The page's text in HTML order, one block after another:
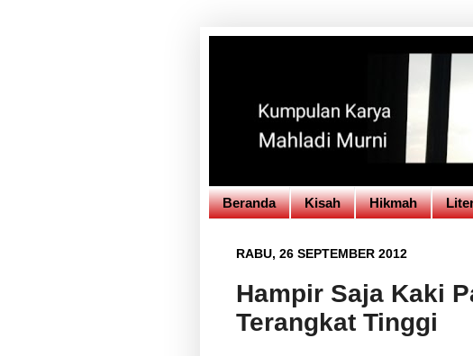
Beranda Kisah Hikmah
RABU, 26 SEPTEMBER 2012
Hampir Saja Kaki
Terangkat Tinggi